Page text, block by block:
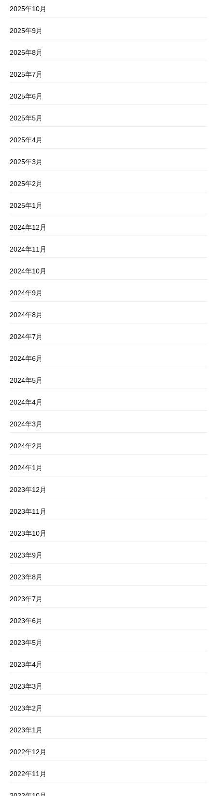
2025年10月
2025年9月
2025年8月
2025年7月
2025年6月
2025年5月
2025年4月
2025年3月
2025年2月
2025年1月
2024年12月
2024年11月
2024年10月
2024年9月
2024年8月
2024年7月
2024年6月
2024年5月
2024年4月
2024年3月
2024年2月
2024年1月
2023年12月
2023年11月
2023年10月
2023年9月
2023年8月
2023年7月
2023年6月
2023年5月
2023年4月
2023年3月
2023年2月
2023年1月
2022年12月
2022年11月